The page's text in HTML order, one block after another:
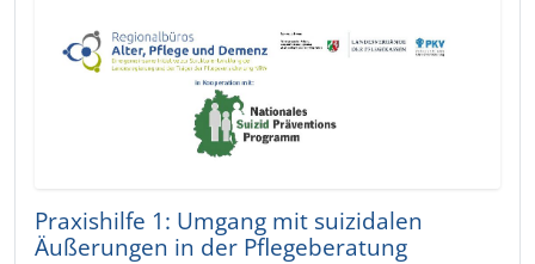
Praxishilfe 1: Umgang mit suizidalen
Äußerungen in der Pflegeberatung